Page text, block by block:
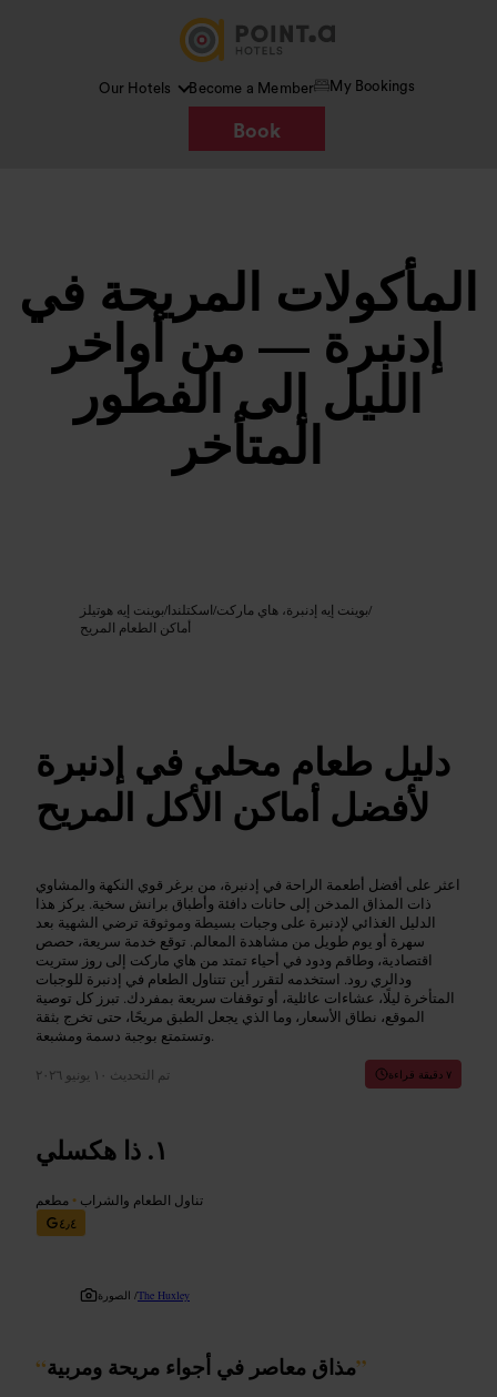
Our Hotels Become a Member My Bookings
Book
المأكولات المريحة في
إدنبرة — من أواخر
الليل إلى الفطور
المتأخر
بوينت إيه هوتيلز/اسكتلندا/بوينت إيه إدنبرة، هاي ماركت/
أماكن الطعام المريح
دليل طعام محلي في إدنبرة
لأفضل أماكن الأكل المريح
اعثر على أفضل أطعمة الراحة في إدنبرة، من برغر قوي النكهة والمشاوي
ذات المذاق المدخن إلى حانات دافئة وأطباق برانش سخية. يركز هذا
الدليل الغذائي لإدنبرة على وجبات بسيطة وموثوقة ترضي الشهية بعد
سهرة أو يوم طويل من مشاهدة المعالم. توقع خدمة سريعة، حصص
اقتصادية، وطاقم ودود في أحياء تمتد من هاي ماركت إلى روز ستريت
ودالري رود. استخدمه لتقرر أين تتناول الطعام في إدنبرة للوجبات
المتأخرة ليلًا، عشاءات عائلية، أو توقفات سريعة بمفردك. تبرز كل توصية
الموقع، نطاق الأسعار، وما الذي يجعل الطبق مريحًا، حتى تخرج بثقة
وتستمتع بوجبة دسمة ومشبعة.
تم التحديث ١٠ يونيو ٢٠٢٦ ٧ دقيقة قراءة
ذا هكسلي
تناول الطعام والشراب • مطعم
٤٫٤
الصورة /The Huxley
“مذاق معاصر في أجواء مريحة ومربية”